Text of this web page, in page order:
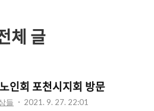
간
체 글
인회 포천시지회 방문
들 2021. 9. 27. 22:01